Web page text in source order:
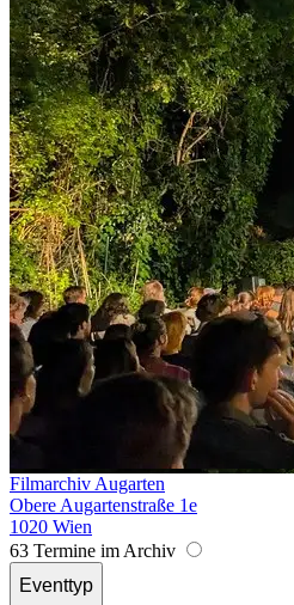
Filmarchiv Augarten
Obere Augartenstraße 1e
1020 Wien
63 Termine im Archiv
Eventtyp